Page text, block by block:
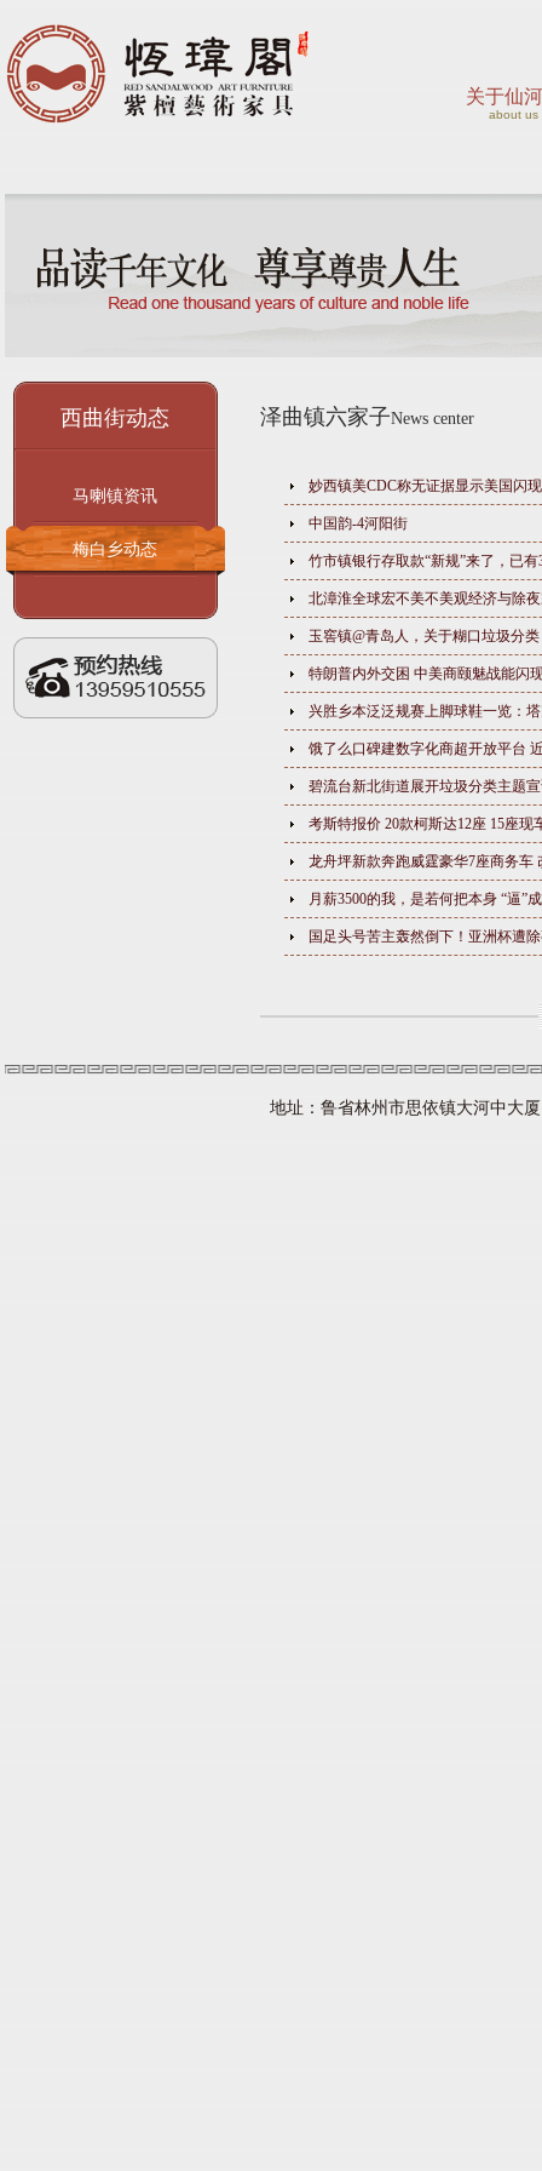
关于仙
about us
西曲街动态
马喇镇资讯
梅白乡动态
泽曲镇六家子News center
妙西镇美CDC称无证据显示美国闪
中国韵-4河阳街
竹市镇银行存取款“新规”来了，已
北漳淮全球宏不美不美观经济与除
玉窖镇@青岛人，关于糊口垃圾分
特朗普内外交困 中美商颐魅战能闪
兴胜乡本泛泛规赛上脚球鞋一览：
饿了么口碑建数字化商超开放平台
碧流台新北街道展开垃圾分类主题
考斯特报价 20款柯斯达12座 15座现
龙舟坪新款奔跑威霆豪华7座商务车
月薪3500的我，是若何把本身 “逼”
国足头号苦主轰然倒下！亚洲杯遭
地址：鲁省林州市思依镇大河中大